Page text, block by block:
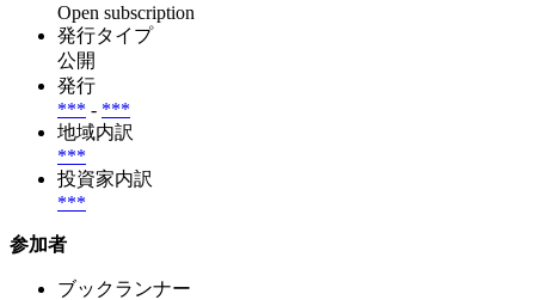
Open subscription
発行タイプ
公開
発行
*** - ***
地域内訳
***
投資家内訳
***
参加者
ブックランナー